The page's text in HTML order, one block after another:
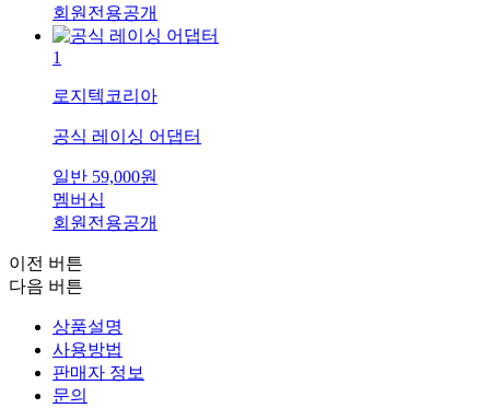
회원전용공개
1
로지텍코리아
공식 레이싱 어댑터
일반 59,000원
멤버십
회원전용공개
이전 버튼
다음 버튼
상품설명
사용방법
판매자 정보
문의